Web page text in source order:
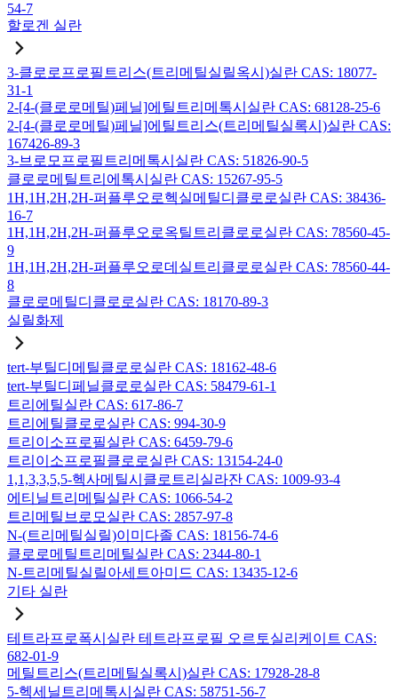
54-7
할로겐 실란
3-클로로프로필트리스(트리메틸실릴옥시)실란 CAS: 18077-
31-1
2-[4-(클로로메틸)페닐]에틸트리메톡시실란 CAS: 68128-25-6
2-[4-(클로로메틸)페닐]에틸트리스(트리메틸실록시)실란 CAS:
167426-89-3
3-브로모프로필트리메톡시실란 CAS: 51826-90-5
클로로메틸트리에톡시실란 CAS: 15267-95-5
1H,1H,2H,2H-퍼플루오로헥실메틸디클로로실란 CAS: 38436-
16-7
1H,1H,2H,2H-퍼플루오로옥틸트리클로로실란 CAS: 78560-45-
9
1H,1H,2H,2H-퍼플루오로데실트리클로로실란 CAS: 78560-44-
8
클로로메틸디클로로실란 CAS: 18170-89-3
실릴화제
tert-부틸디메틸클로로실란 CAS: 18162-48-6
tert-부틸디페닐클로로실란 CAS: 58479-61-1
트리에틸실란 CAS: 617-86-7
트리에틸클로로실란 CAS: 994-30-9
트리이소프로필실란 CAS: 6459-79-6
트리이소프로필클로로실란 CAS: 13154-24-0
1,1,3,3,5,5-헥사메틸시클로트리실라잔 CAS: 1009-93-4
에티닐트리메틸실란 CAS: 1066-54-2
트리메틸브로모실란 CAS: 2857-97-8
N-(트리메틸실릴)이미다졸 CAS: 18156-74-6
클로로메틸트리메틸실란 CAS: 2344-80-1
N-트리메틸실릴아세트아미드 CAS: 13435-12-6
기타 실란
테트라프로폭시실란 테트라프로필 오르토실리케이트 CAS:
682-01-9
메틸트리스(트리메틸실록시)실란 CAS: 17928-28-8
5-헥세닐트리메톡시실란 CAS: 58751-56-7